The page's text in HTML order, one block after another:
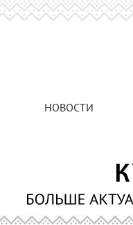
НОВОСТИ